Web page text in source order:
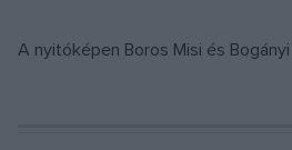
A nyitóképen Boros Misi és Bogányi